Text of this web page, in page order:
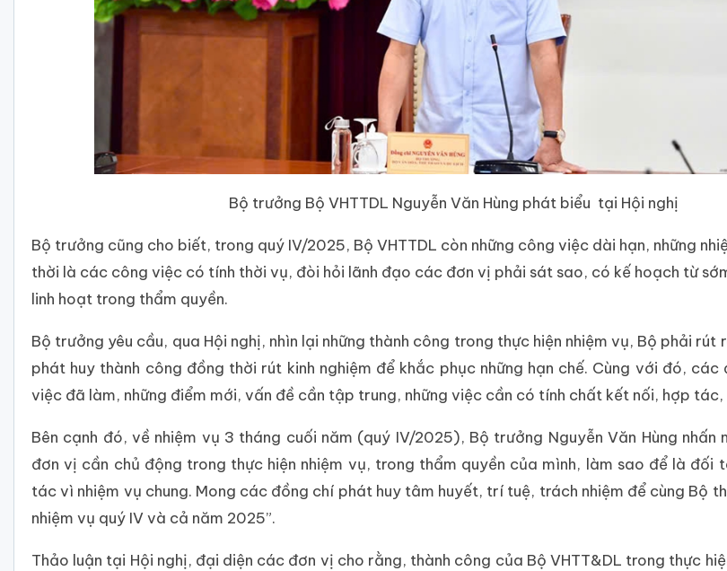
Bộ trưởng Bộ VHTTDL Nguyễn Văn Hùng phát biểu tại Hội nghị
Bộ trưởng cũng cho biết, trong quý IV/2025, Bộ VHTTDL còn những công việc dài hạn, những
thời là các công việc có tính thời vụ, đòi hỏi lãnh đạo các đơn vị phải sát sao, có kế hoạch từ
linh hoạt trong thẩm quyền.
Bộ trưởng yêu cầu, qua Hội nghị, nhìn lại những thành công trong thực hiện nhiệm vụ, Bộ phải
phát huy thành công đồng thời rút kinh nghiệm để khắc phục những hạn chế. Cùng với đó, các
việc đã làm, những điểm mới, vấn đề cần tập trung, những việc cần có tính chất kết nối, hợp tác,
Bên cạnh đó, về nhiệm vụ 3 tháng cuối năm (quý IV/2025), Bộ trưởng Nguyễn Văn Hùng nhấn
đơn vị cần chủ động trong thực hiện nhiệm vụ, trong thẩm quyền của mình, làm sao để là đối
tác vì nhiệm vụ chung. Mong các đồng chí phát huy tâm huyết, trí tuệ, trách nhiệm để cùng Bộ
nhiệm vụ quý IV và cả năm 2025”.
Thảo luận tại Hội nghị, đại diện các đơn vị cho rằng, thành công của Bộ VHTT&DL trong thực